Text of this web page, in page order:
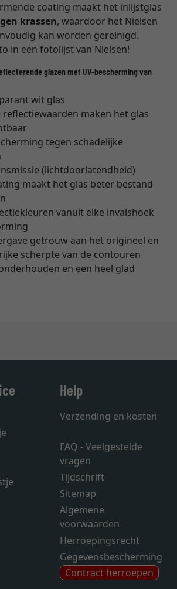
coating maakt het inlijstglas
krassen, waardoor het Nielsen
kan worden gereinigd.
in een fotolijst van Nielsen!
glazen met UV-bescherming van
wit glas
reflectiewaarden maken het glas
tegen schadelijke
(lichtdoorlatendheid)
maakt het glas beter bestand
vanuit elke invalshoek
getrouw aan het origineel en
scherpte van de contouren
en een heel glad
Help
Verzending en kosten
FAQ - Veelgestelde
vragen
Tijdschrift
Sitemap
Algemene
voorwaarden
Herroepingsrecht
Gegevensbescherming
Contract herroepen